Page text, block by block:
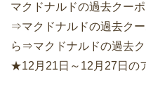
マクドナルドの過去クー
⇒マクドナルドの過去ク
ら⇒マクドナルドの過去ク
★12月21日～12月27日の